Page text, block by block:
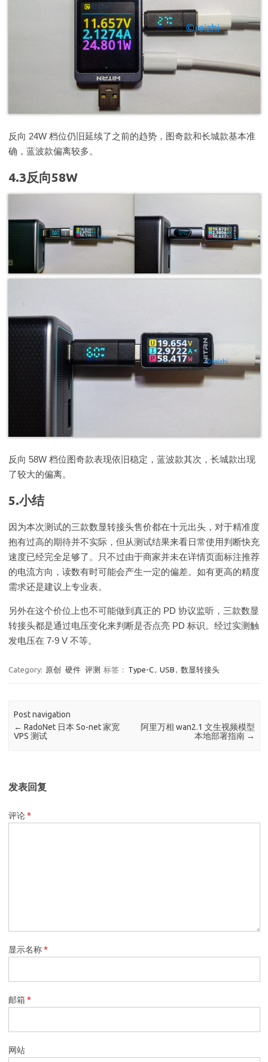
反向 24W 档位仍旧延续了之前的趋势，图奇款和长城款基本准
确，蓝波款偏离较多。
4.3反向58W
反向 58W 档位图奇款表现依旧稳定，蓝波款其次，长城款出现
了较大的偏离。
5.小结
因为本次测试的三款数显转接头售价都在十元出头，对于精准度
抱有过高的期待并不实际，但从测试结果来看日常使用判断快充
速度已经完全足够了。只不过由于商家并未在详情页面标注推荐
的电流方向，读数有时可能会产生一定的偏差。如有更高的精度
需求还是建议上专业表。
另外在这个价位上也不可能做到真正的 PD 协议监听，三款数显
转接头都是通过电压变化来判断是否点亮 PD 标识。经过实测触
发电压在 7-9 V 不等。
Category: 原创 硬件 评测 标签： Type-C, USB , 数显转接头
Post navigation
← RadoNet 日本 So-net 家宽
VPS 测试
阿里万相 wan2.1 文生视频模型
本地部署指南 →
发表回复
评论*
显示名称*
邮箱*
网站